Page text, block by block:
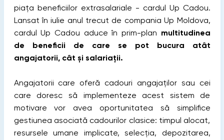
piața beneficiilor extrasalariale - cardul Up Cadou.
Lansat în iulie anul trecut de compania Up Moldova,
cardul Up Cadou aduce în prim-plan multitudinea
de beneficii de care se pot bucura atât
angajatorii, cât și salariații.
Angajatorii care oferă cadouri angajaților sau cei
care doresc să implementeze acest sistem de
motivare vor avea oportunitatea să simplifice
gestiunea asociată cadourilor clasice: timpul alocat,
resursele umane implicate, selecția, depozitarea,